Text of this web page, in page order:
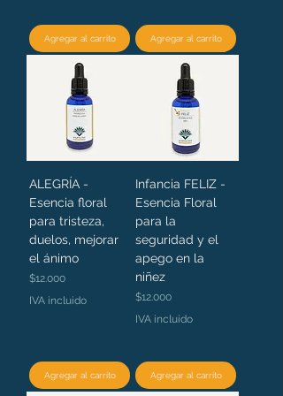
Agregar al carrito Agregar al carrito
ALEGRÍA -
Esencia floral
para tristeza,
duelos, mejorar
el ánimo
Precio
$12.000
IVA incluido
Agregar al carrito
Infancia FELIZ -
Esencia Floral
para la
seguridad y el
apego en la
niñez
Precio
$12.000
IVA incluido
Agregar al carrito